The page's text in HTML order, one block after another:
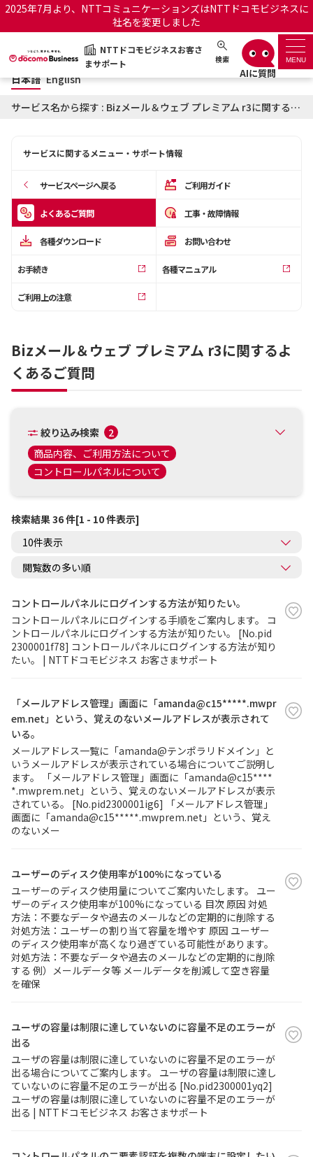
2025年7月より、NTTコミュニケーションズはNTTドコモビジネスに
社名を変更しました
NTTドコモビジネスお客さ
まサポート
検索 MENU
NTTドコモビジネスお客さまサポート 日本語 English
サポートトップ
お知らせ サポートサイトの使い方
OCNのお客さまはこちら
工事・故障情報通知サー
オフィシャルサイト
日本語 English
サービス名から探す : Bizメール＆ウェブ プレミアム r3に関するよくあるご質問
サービスに関するメニュー・サポート情報
サービスページへ戻る ご利用ガイド
よくあるご質問 工事・故障情報
各種ダウンロード お問い合わせ
お手続き 各種マニュアル
ご利用上の注意
Bizメール＆ウェブ プレミアム r3に関するよ
くあるご質問
絞り込み検索
2
商品内容、ご利用方法について
コントロールパネルについて
検索結果 36 件[1 - 10 件表示]
コントロールパネルにログインする方法が知りたい。
コントロールパネルにログインする手順をご案内します。 コ
ントロールパネルにログインする方法が知りたい。 [No.pid
2300001f78] コントロールパネルにログインする方法が知り
たい。 | NTTドコモビジネス お客さまサポート
「メールアドレス管理」画面に「amanda@c15*****.mwpr
em.net」という、覚えのないメールアドレスが表示されて
いる。
メールアドレス一覧に「amanda@テンポラリドメイン」と
いうメールアドレスが表示されている場合についてご説明し
ます。 「メールアドレス管理」画面に「amanda@c15****
*.mwprem.net」という、覚えのないメールアドレスが表示
されている。 [No.pid2300001ig6] 「メールアドレス管理」
画面に「amanda@c15*****.mwprem.net」という、覚え
のないメー
ユーザーのディスク使用率が100%になっている
ユーザーのディスク使用量についてご案内いたします。 ユー
ザーのディスク使用率が100%になっている 目次 原因 対処
方法：不要なデータや過去のメールなどの定期的に削除する
対処方法：ユーザーの割り当て容量を増やす 原因 ユーザー
のディスク使用率が高くなり過ぎている可能性があります。
対処方法：不要なデータや過去のメールなどの定期的に削除
する 例）メールデータ等 メールデータを削減して空き容量
を確保
ユーザの容量は制限に達していないのに容量不足のエラーが
出る
ユーザの容量は制限に達していないのに容量不足のエラーが
出る場合についてご案内します。 ユーザの容量は制限に達し
ていないのに容量不足のエラーが出る [No.pid2300001yq2]
ユーザの容量は制限に達していないのに容量不足のエラーが
出る | NTTドコモビジネス お客さまサポート